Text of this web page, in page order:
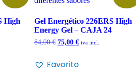
High
Gel Energético 226ERS High
Energy Gel – CAJA 24
84,00€ 75,00 € iva incl.
Favorito